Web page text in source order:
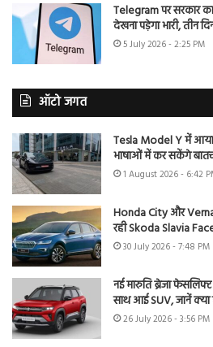
Telegram पर सरकार
देखना पड़ेगा भारी, तीन
5 July 2026 - 2:25 PM
ऑटो जगत
Tesla Model Y में
भाषाओं में कर सकेंगे
1 August 2026 - 6:42
Honda City और
रही Skoda Slavia
30 July 2026 - 7:48 PM
नई मारुति ब्रेजा
साथ आई SUV, जानें
26 July 2026 - 3:56 PM